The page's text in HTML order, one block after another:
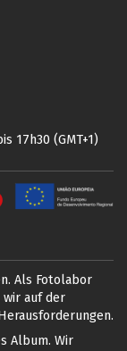
17h30 (GMT+1)
Als Fotolabor
wir auf der
Album. Wir